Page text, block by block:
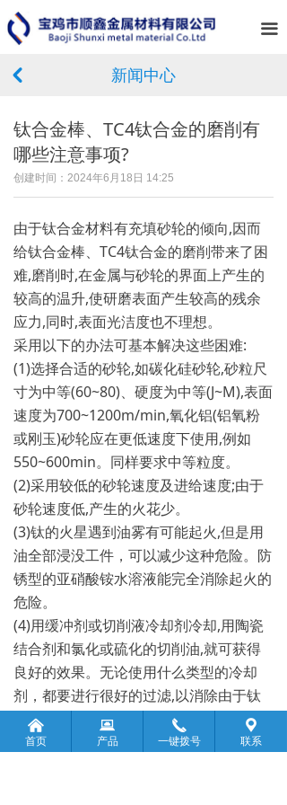
끀
首页
新闻中心
服务案例
企业相册
在线留言
联系我们
钛合金棒、TC4钛合金的磨削有
哪些注意事项?
创建时间： 2024年6月18日 14:25
由于钛合金材料有充填砂轮的倾向,因而
给钛合金棒、TC4钛合金的磨削带来了困
难,磨削时,在金属与砂轮的界面上产生的
较高的温升,使研磨表面产生较高的残余
应力,同时,表面光洁度也不理想。
采用以下的办法可基本解决这些困难:
(1)选择合适的砂轮,如碳化硅砂轮,砂粒尺
寸为中等(60~80)、硬度为中等(J~M),表面
速度为700~1200m/min,氧化铝(铝氧粉
或刚玉)砂轮应在更低速度下使用,例如
550~600min。同样要求中等粒度。
(2)采用较低的砂轮速度及进给速度;由于
砂轮速度低,产生的火花少。
(3)钛的火星遇到油雾有可能起火,但是用
油全部浸没工件，可以减少这种危险。防
锈型的亚硝酸铵水溶液能完全消除起火的
危险。
(4)用缓冲剂或切削液冷却剂冷却,用陶瓷
结合剂和氯化或硫化的切削油,就可获得
良好的效果。无论使用什么类型的冷却
剂，都要进行很好的过滤,以消除由于钛
粒再循环造成的“鱼尾”状污斑。
新闻中心
낒
낀
首页
뀵
产品
끅
一键拨号
끇
联系